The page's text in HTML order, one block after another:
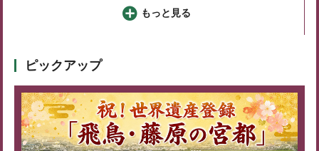
もっと見る
ピックアップ